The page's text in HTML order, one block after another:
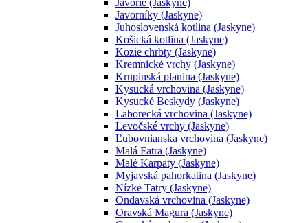
Javorníky (Jaskyne)
Juhoslovenská kotlina (Jaskyne)
Košická kotlina (Jaskyne)
Kozie chrbty (Jaskyne)
Kremnické vrchy (Jaskyne)
Krupinská planina (Jaskyne)
Kysucká vrchovina (Jaskyne)
Kysucké Beskydy (Jaskyne)
Laborecká vrchovina (Jaskyne)
Levočské vrchy (Jaskyne)
Ľubovnianska vrchovina (Jaskyne)
Malá Fatra (Jaskyne)
Malé Karpaty (Jaskyne)
Myjavská pahorkatina (Jaskyne)
Nízke Tatry (Jaskyne)
Ondavská vrchovina (Jaskyne)
Oravská Magura (Jaskyne)